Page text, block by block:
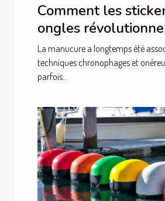
Comment les
ongles
manucure ?
La manucure a longtemps été
techniques chronophages et
parfois...